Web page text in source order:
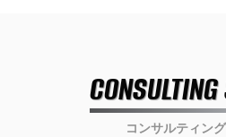
コンサルティン